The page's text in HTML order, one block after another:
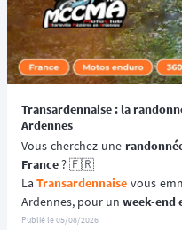
Transardennaise : la
Ardennes
Vous cherchez une
France ? 🇫🇷
La Transardennaise vous
Ardennes, pour un week-end
motos enduro, trail et trial dès
Publié le05/08/2026